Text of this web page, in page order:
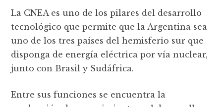
La CNEA es uno de los pilares del desarrollo
tecnológico que permite que la Argentina sea
uno de los tres países del hemisferio sur que
disponga de energía eléctrica por vía nuclear,
junto con Brasil y Sudáfrica.
Entre sus funciones se encuentra la